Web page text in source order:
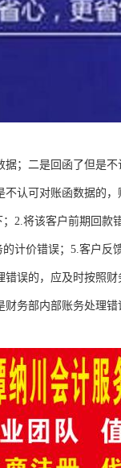
；二是回函了但是
认可对账函数据的
2.将该客户前期回
计价错误；5.客户
误的，应及时按照
务部内部账务处理